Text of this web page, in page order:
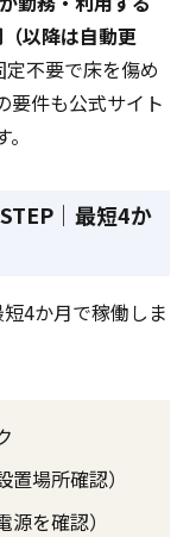
以降は自動更
不要で床を傷め
要件も公式サイト
｜最短4か
4か月で稼働しま
場所確認）
を確認）